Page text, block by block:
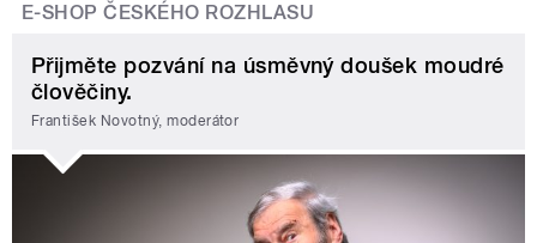
E-SHOP ČESKÉHO ROZHLASU
Přijměte pozvání na úsměvný doušek moudré
člověčiny.
František Novotný, moderátor